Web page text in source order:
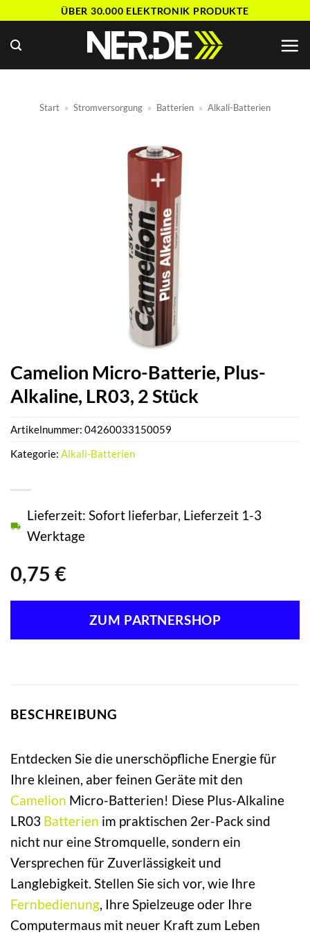
springen
ÜBER 30.000 ELEKTRONIK PRODUKTE
Start » Stromversorgung » Batterien » Alkali-Batterien
Camelion Micro-Batterie, Plus-
Alkaline, LR03, 2 Stück
0,75 €
Lieferzeit: Sofort lieferbar, Lieferzeit 1-3
Werktage
ZUM PARTNERSHOP
Artikelnummer: 04260033150059
Kategorie: Alkali-Batterien
BESCHREIBUNG
Entdecken Sie die unerschöpfliche Energie für
Ihre kleinen, aber feinen Geräte mit den
Camelion Micro-Batterien! Diese Plus-Alkaline
LR03 Batterien im praktischen 2er-Pack sind
nicht nur eine Stromquelle, sondern ein
Versprechen für Zuverlässigkeit und
Langlebigkeit. Stellen Sie sich vor, wie Ihre
Fernbedienung, Ihre Spielzeuge oder Ihre
Computermaus mit neuer Kraft zum Leben